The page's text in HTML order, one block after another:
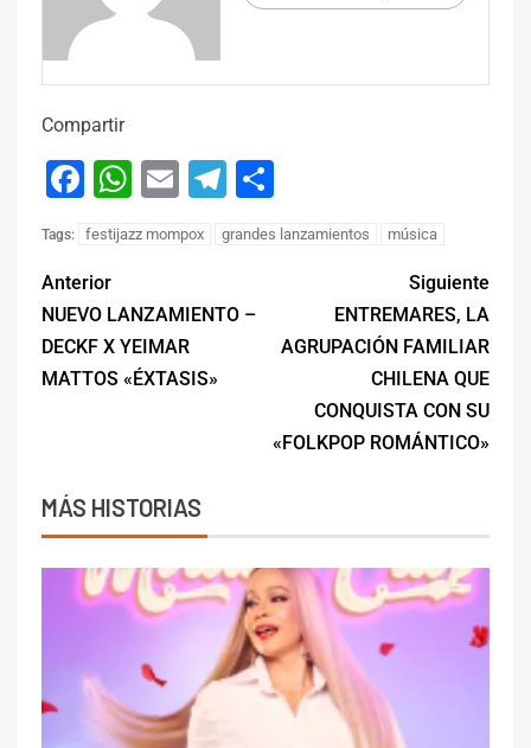
Compartir
Facebook
WhatsApp
EmailTelegram
Tags: festijazz mompox grandes lanzamientos música
Anterior
NUEVO LANZAMIENTO –
DECKF X YEIMAR
MATTOS «ÉXTASIS»
Siguiente
ENTREMARES, LA
AGRUPACIÓN FAMILIAR
CHILENA QUE
CONQUISTA CON SU
«FOLKPOP ROMÁNTICO»
MÁS HISTORIAS